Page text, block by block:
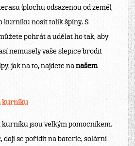
(plochu odsazenou od země),
kurníku nosit tolik špíny. S
pohrát a udělat ho tak, aby
nemusely vaše slepice brodit
jak na to, najdete na našem
kurníku
jsou velkým pomocníkem.
dají se pořídit na baterie, solární